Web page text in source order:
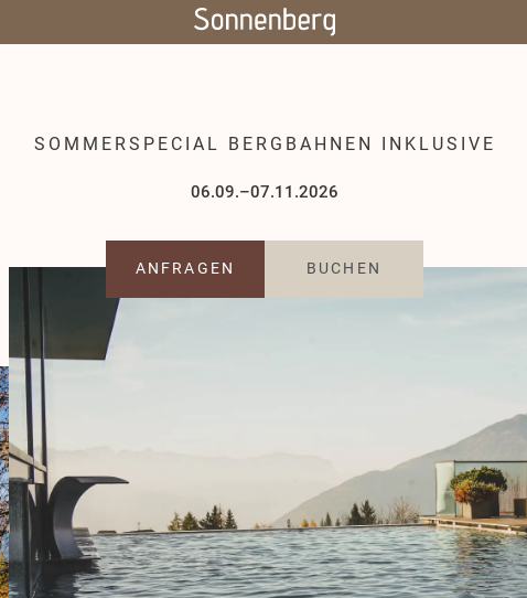
SOMMERSPECIAL BERGBAHNEN INKLUSIVE
06.09.–07.11.2026
ANFRAGEN BUCHEN